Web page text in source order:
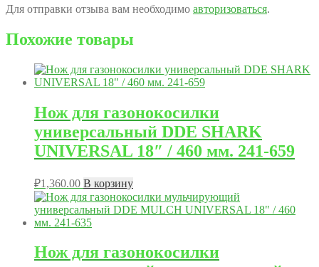
Для отправки отзыва вам необходимо авторизоваться.
Похожие товары
Нож для газонокосилки
универсальный DDE SHARK
UNIVERSAL 18″ / 460 мм. 241-659
₽1,360.00 В корзину
Нож для газонокосилки